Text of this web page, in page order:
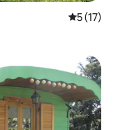
5 (17)